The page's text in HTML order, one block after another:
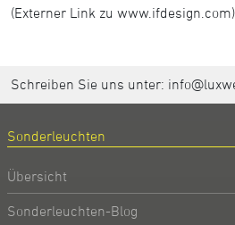
(Externer Link zu www.ifdesign.com)
Schreiben Sie uns unter:
Sonderleuchten
Übersicht
Sonderleuchten-Blog